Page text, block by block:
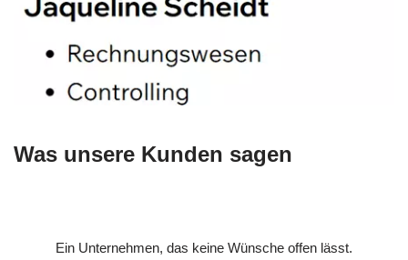
Was unsere Kunden sagen
Ein Unternehmen, das keine Wünsche offen lässt.